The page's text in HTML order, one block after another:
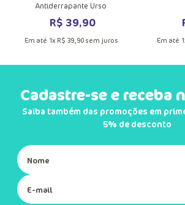
Antiderrapante Urso
R$ 39,90
Em até 1x R$ 39,90sem juros Em até 1
Cadastre-se e receba
Saiba também das promoções em
5% de desconto